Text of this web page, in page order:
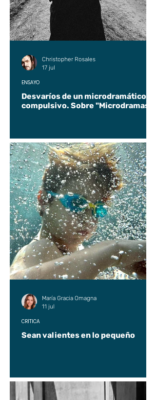
Desvaríos de un microdramático
compulsivo. Sobre "Microdramas".
ENSAYO
Christopher Rosales
17 jul
Sean valientes en lo pequeño
CRÍTICA
María Gracia Omagna
11 jul